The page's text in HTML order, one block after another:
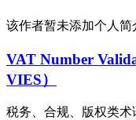
该作者暂未添加个人简
VAT Number
VIES）
税务、合规、版权类术